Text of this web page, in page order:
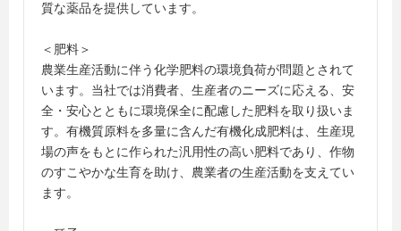
質な薬品を提供しています。
＜肥料＞
農業生産活動に伴う化学肥料の環境負荷が問題とされて
います。当社では消費者、生産者のニーズに応える、安
全・安心とともに環境保全に配慮した肥料を取り扱いま
す。有機質原料を多量に含んだ有機化成肥料は、生産現
場の声をもとに作られた汎用性の高い肥料であり、作物
のすこやかな生育を助け、農業者の生産活動を支えてい
ます。